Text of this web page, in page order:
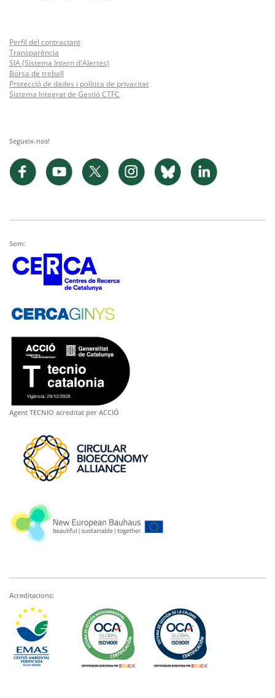
Perfil del contractant
Transparència
SIA (Sistema Intern d'Alertes)
Borsa de treball
Protecció de dades i política de privacitat
Sistema Integrat de Gestió CTFC
Segueix-nos!
Som:
Agent TECNIO acreditat per ACCIÓ
Acreditacions: